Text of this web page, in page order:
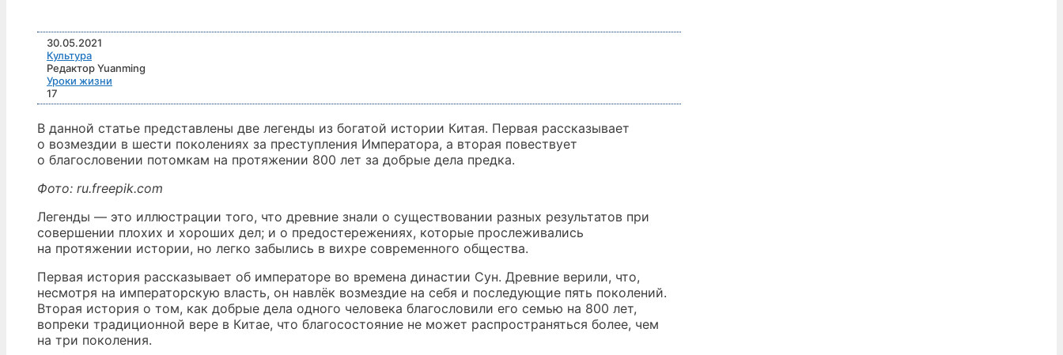
30.05.2021
Культура
Редактор Yuanming
Уроки жизни
17
В данной статье представлены две легенды из богатой истории Китая. Первая рассказывает
о возмездии в шести поколениях за преступления Императора, а вторая повествует
о благословении потомкам на протяжении 800 лет за добрые дела предка.
Фото: ru.freepik.com
Легенды — это иллюстрации того, что древние знали о существовании разных результатов при
совершении плохих и хороших дел; и о предостережениях, которые прослеживались
на протяжении истории, но легко забылись в вихре современного общества.
Первая история рассказывает об императоре во времена династии Сун. Древние верили, что,
несмотря на императорскую власть, он навлёк возмездие на себя и последующие пять поколений.
Вторая история о том, как добрые дела одного человека благословили его семью на 800 лет,
вопреки традиционной вере в Китае, что благосостояние не может распространяться более, чем
на три поколения.